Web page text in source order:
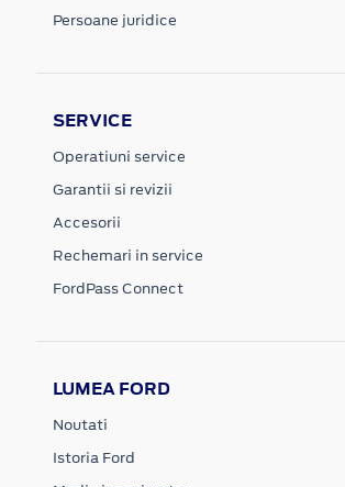
Persoane juridice
SERVICE
Operatiuni service
Garantii si revizii
Accesorii
Rechemari in service
FordPass Connect
LUMEA FORD
Noutati
Istoria Ford